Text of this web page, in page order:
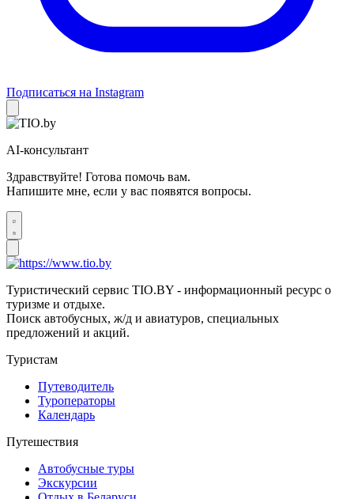
Подписаться на Instagram
AI-консультант
Здравствуйте! Готова помочь вам.
Напишите мне, если у вас появятся вопросы.
Туристический сервис TIO.BY - информационный ресурс о
туризме и отдыхе.
Поиск автобусных, ж/д и авиатуров, специальных
предложений и акций.
Туристам
Путеводитель
Туроператоры
Календарь
Путешествия
Автобусные туры
Экскурсии